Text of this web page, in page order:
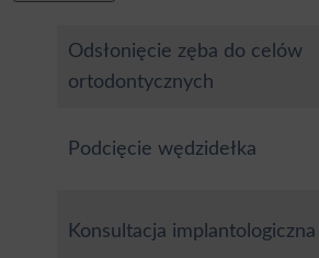
Odsłonięcie zęba do celów
ortodontycznych
Podcięcie wędzidełka
Konsultacja implantologiczna